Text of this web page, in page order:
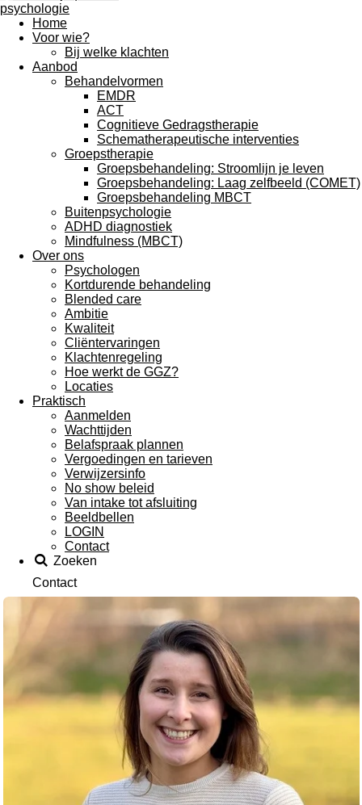
Home
Voor wie?
Bij welke klachten
Aanbod
Behandelvormen
EMDR
ACT
Cognitieve Gedragstherapie
Schematherapeutische interventies
Groepstherapie
Groepsbehandeling: Stroomlijn je leven
Groepsbehandeling: Laag zelfbeeld (COMET)
Groepsbehandeling MBCT
Buitenpsychologie
ADHD diagnostiek
Mindfulness (MBCT)
Over ons
Psychologen
Kortdurende behandeling
Blended care
Ambitie
Kwaliteit
Cliëntervaringen
Klachtenregeling
Hoe werkt de GGZ?
Locaties
Praktisch
Aanmelden
Wachttijden
Belafspraak plannen
Vergoedingen en tarieven
Verwijzersinfo
No show beleid
Van intake tot afsluiting
Beeldbellen
LOGIN
Contact
Zoeken
Contact